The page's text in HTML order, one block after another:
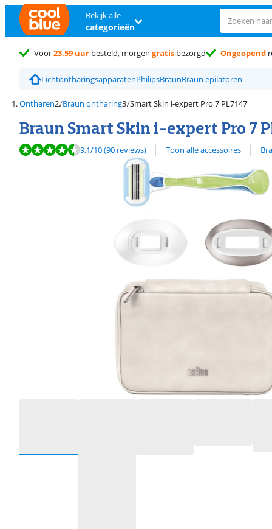
Bekijk alle
categorieën
Voor23.59 uur besteld, morgen gratis bezorgd Ongeopend
LichtontharingsapparatenPhilipsBraunBraun epilatoren
Ontharen Braun ontharing Smart Skin i-expert Pro 7 PL7147
Braun Smart Skin i-expert Pro 7
Beoordeling is 9,1 van de 10, gebaseerd op 90 reviews.
9,1/10(90 reviews) Toon alle accessoires
Bekijk alle